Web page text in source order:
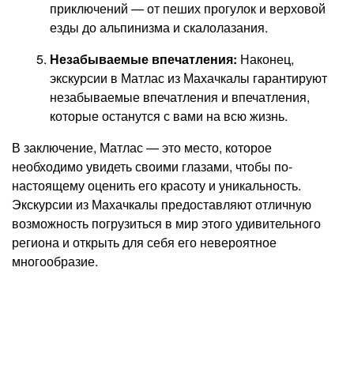
приключений — от пеших прогулок и верховой
езды до альпинизма и скалолазания.
Незабываемые впечатления: Наконец,
экскурсии в Матлас из Махачкалы гарантируют
незабываемые впечатления и впечатления,
которые останутся с вами на всю жизнь.
В заключение, Матлас — это место, которое
необходимо увидеть своими глазами, чтобы по-
настоящему оценить его красоту и уникальность.
Экскурсии из Махачкалы предоставляют отличную
возможность погрузиться в мир этого удивительного
региона и открыть для себя его невероятное
многообразие.